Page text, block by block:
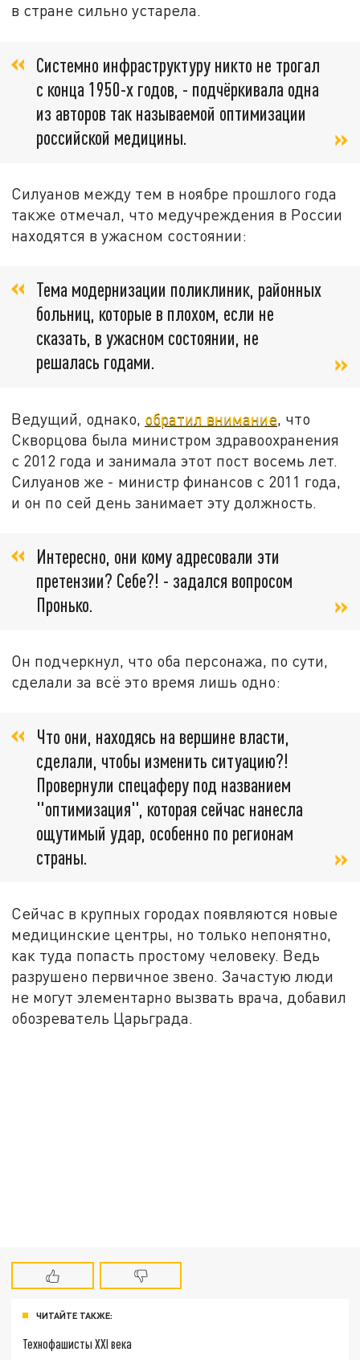
в стране сильно устарела.
Системно инфраструктуру никто не трогал
с конца 1950-х годов, - подчёркивала одна
из авторов так называемой оптимизации
российской медицины.
Силуанов между тем в ноябре прошлого года
также отмечал, что медучреждения в России
находятся в ужасном состоянии:
Тема модернизации поликлиник, районных
больниц, которые в плохом, если не
сказать, в ужасном состоянии, не
решалась годами.
Ведущий, однако, обратил внимание , что
Скворцова была министром здравоохранения
с 2012 года и занимала этот пост восемь лет.
Силуанов же - министр финансов с 2011 года,
и он по сей день занимает эту должность.
Интересно, они кому адресовали эти
претензии? Себе?! - задался вопросом
Пронько.
Он подчеркнул, что оба персонажа, по сути,
сделали за всё это время лишь одно:
Что они, находясь на вершине власти,
сделали, чтобы изменить ситуацию?!
Провернули спецаферу под названием
"оптимизация", которая сейчас нанесла
ощутимый удар, особенно по регионам
страны.
Сейчас в крупных городах появляются новые
медицинские центры, но только непонятно,
как туда попасть простому человеку. Ведь
разрушено первичное звено. Зачастую люди
не могут элементарно вызвать врача, добавил
обозреватель Царьграда.
ЧИТАЙТЕ ТАКЖЕ:
Технофашисты XXI века